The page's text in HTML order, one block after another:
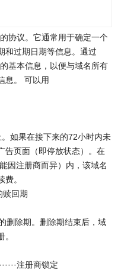
协议。它通常用于确定一个
和过期日期等信息。通过
基本信息，以便与域名所有
息。 可以用
如果在接下来的72小时内未
告页面（即停放状态）。在
因注册商而异）内，该域名
。
赎回期
删除期。删除期结束后，域
注册商锁定